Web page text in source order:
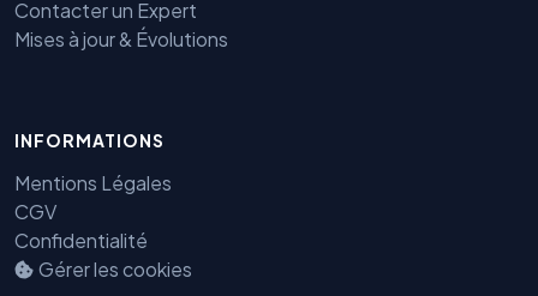
Contacter un Expert
Mises à jour & Évolutions
INFORMATIONS
Mentions Légales
CGV
Confidentialité
Gérer les cookies